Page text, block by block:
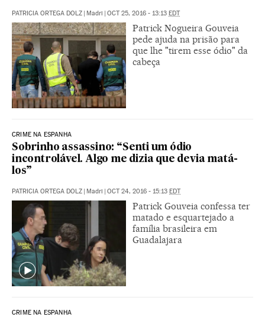
PATRICIA ORTEGA DOLZ | Madri | OCT 25, 2016 - 13:13 EDT
Patrick Nogueira Gouveia
pede ajuda na prisão para
que lhe "tirem esse ódio" da
cabeça
CRIME NA ESPANHA
Sobrinho assassino: “Senti um ódio
incontrolável. Algo me dizia que devia matá-
los”
PATRICIA ORTEGA DOLZ | Madri | OCT 24, 2016 - 15:13 EDT
Patrick Gouveia confessa ter
matado e esquartejado a
família brasileira em
Guadalajara
CRIME NA ESPANHA